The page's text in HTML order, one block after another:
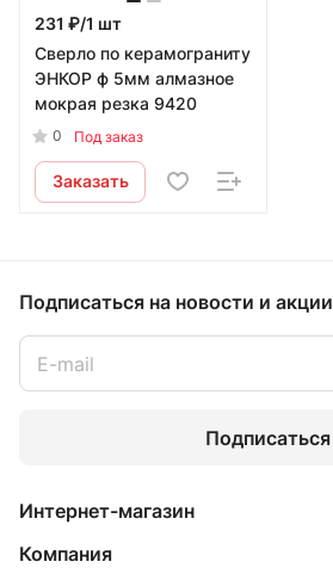
231 ₽/1 шт
Сверло по керамограниту
ЭНКОР ф 5мм алмазное
мокрая резка 9420
0 Под заказ
Заказать
Подписаться на новости и акции
Подписаться
Интернет-магазин
Компания